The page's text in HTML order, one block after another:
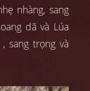
nhàng, sang
dã và Lúa
sang trọng và